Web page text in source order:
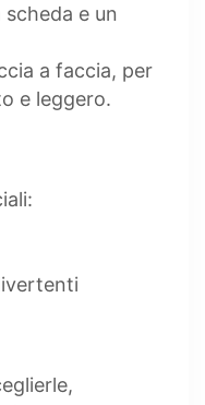
e un
a faccia, per
e leggero.